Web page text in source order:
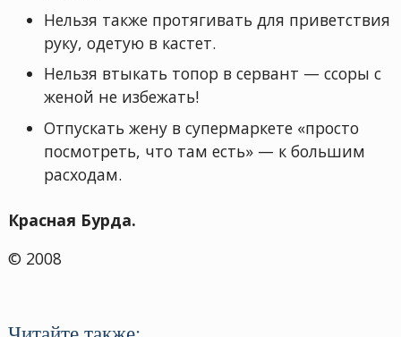
Нельзя также протягивать для приветствия
руку, одетую в кастет.
Нельзя втыкать топор в сервант — ссоры с
женой не избежать!
Отпускать жену в супермаркете «просто
посмотреть, что там есть» — к большим
расходам.
Красная Бурда.
© 2008